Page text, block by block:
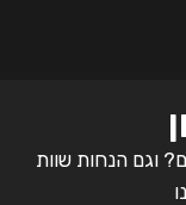
וגם הנחות שוות